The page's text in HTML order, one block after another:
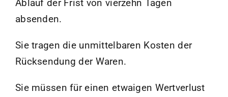
Ablauf der Frist von vierzehn Tagen
absenden.
Sie tragen die unmittelbaren Kosten der
Rücksendung der Waren.
Sie müssen für einen etwaigen Wertverlust